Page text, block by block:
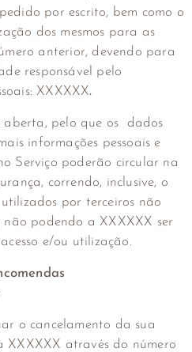
por escrito, bem como o
dos mesmos para as
anterior, devendo para
responsável pelo
XXXXXX.
aberta, pelo que os dados
informações pessoais e
Serviço poderão circular na
correndo, inclusive, o
utilizados por terceiros não
podendo a XXXXXX ser
e/ou utilização.
o cancelamento da sua
XXXXXX através do número